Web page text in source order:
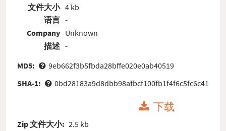
文件大小
语言
Company
描述
4 kb
-
Unknown
-
MD5:
9eb662f3b5fbda28bffe020e0ab40519
SHA-1:
0bd28183a9d8dbb98afbcf100fb1f4f6c5fc6c41
下载
Zip 文件大小: 2.5 kb